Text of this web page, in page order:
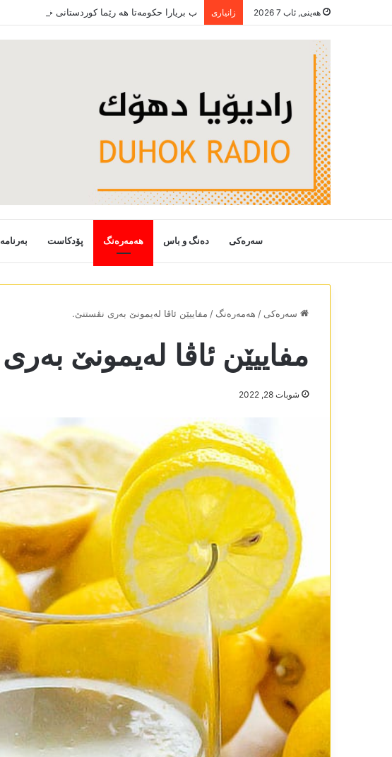
هەینی, ئاب 7 2026 زانیاری ب بریارا حکومەتا ھە رێما کوردستانی خەلکێ
سەرەکی دەنگ و باس هەمەرەنگ پۆدکاست بەرنامە
سەرەکی / هەمەرەنگ / مفاییێن ئاڤا لەیمونێ بەری نڤستنێ.
مفاییێن ئاڤا لەیمونێ
شوبات 28, 2022